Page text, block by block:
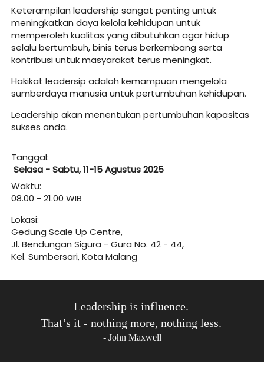
Keterampilan leadership sangat penting untuk
meningkatkan daya kelola kehidupan untuk
memperoleh kualitas yang dibutuhkan agar hidup
selalu bertumbuh, binis terus berkembang serta
kontribusi untuk masyarakat terus meningkat.
Hakikat leadersip adalah kemampuan mengelola
sumberdaya manusia untuk pertumbuhan kehidupan.
Leadership akan menentukan pertumbuhan kapasitas
sukses anda.
Tanggal:
Selasa - Sabtu,11-15 Agustus 2025
Waktu:
08.00 - 21.00 WIB
Lokasi:
Gedung Scale Up Centre,
Jl. Bendungan Sigura - Gura No. 42 - 44,
Kel. Sumbersari, Kota Malang
Leadership is influence.
That’s it - nothing more, nothing less.
- John Maxwell